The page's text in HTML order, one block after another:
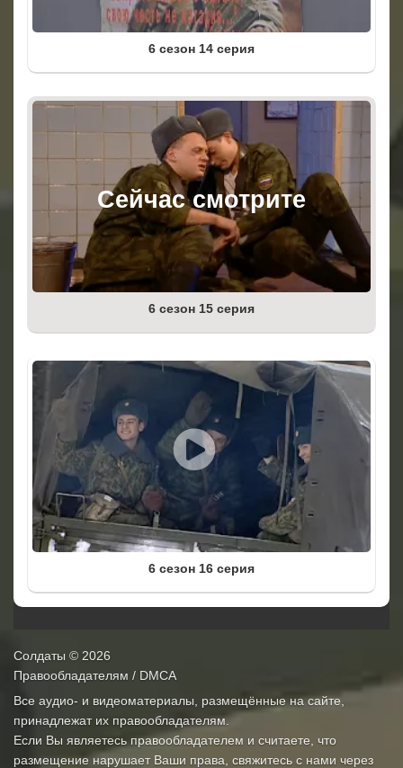
6 сезон 14 серия
6 сезон 15 серия
6 сезон 16 серия
Солдаты © 2026
Правообладателям / DMCA
Все аудио- и видеоматериалы, размещённые на сайте,
принадлежат их правообладателям.
Если Вы являетесь правообладателем и считаете, что
размещение нарушает Ваши права, свяжитесь с нами через